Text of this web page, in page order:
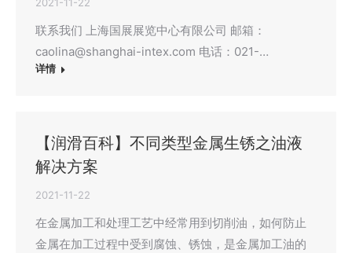
联系我们 上海国展展览中心有限公司 邮箱：
caolina@shanghai-intex.com 电话：021-…
详情
【润滑百科】不同类型金属生锈之油液
解决方案
2021-11-22
在金属加工和处理工艺中经常用到切削油，如何防止
金属在加工过程中受到腐蚀、锈蚀，是金属加工油的